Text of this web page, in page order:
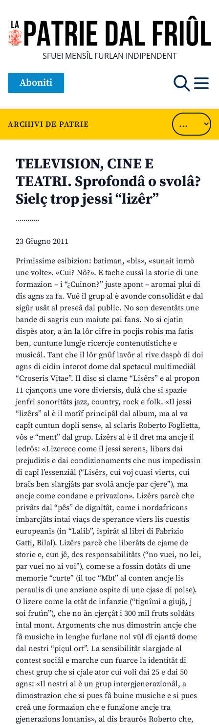
SFUEI MENSÎL FURLAN INDIPENDENT
Aboniti
ARCHIVI DE PATRIE
TELEVISION, CINE E
TEATRI. Sprofondâ o svolâ?
Sielç trop jessi “lizêr”
............
23 Giugno 2011
Primissime esibizion: batiman, «bis», «sunait inmò
une volte». «Cui? Nô?». E tache cussì la storie di une
formazion – i “¿Cuinon?” juste apont – aromai plui di
dîs agns za fa. Vuê il grup al è avonde consolidât e dal
sigûr usât al preseâ dal public. No son deventâts une
bande di sagris cun maiute pai fans. No si cjatin
dispès ator, a àn la lôr cifre in pocjis robis ma fatis
ben, cuntune lungje ricercje contenutistiche e
musicâl. Tant che il lôr gnûf lavôr al rive daspò di doi
agns di cidin interot dome dal spetacul multimediâl
“Croseris Vitae”. Il disc si clame “Lisêrs” e al propon
11 cjançons une vore diviersis, dulà che si spazie
jenfri sonoritâts jazz, country, rock e folk. «Il jessi
“lizêrs” al è il motîf principâl dal album, ma al va
capît cuntun dopli sens», al sclarìs Roberto Foglietta,
vôs e “ment” dal grup. Lizêrs al è il dret ma ancje il
ledrôs: «Lizerece come il jessi serens, libars dai
prejudizis e dai condizionaments che nus impedissin
di capî l’essenziâl (“Lisêrs, cui voj cuasi vierts, cui
bračs ben slargjâts par svolâ ancje par cjere”), ma
ancje come condane e privazion». Lizêrs parcè che
privâts dal “pês” de dignitât, come i nordafricans
imbarcjâts intai viaçs de sperance viers lis cuestis
europeanis (in “Lalib”, ispirât al libri di Fabrizio
Gatti, Bilal). Lizêrs parcè che liberâts de cjame de
storie e, cun jê, des responsabilitâts (“no vuei, no lei,
par vuei no ai voi”), come se a fossin dotâts di une
memorie “curte” (il toc “Mbt” al conten ancje lis
peraulis di une anziane ospite di une cjase di polse).
O lizere come la etât de infanzie (“tignîmi a giujâ, j
soi frutìn”), che no àn cjerçât i 300 mil fruts soldâts
intal mont. Argoments che nus dimostrin ancje che
fâ musiche in lenghe furlane nol vûl dî cjantâ dome
dal nestri “piçul ort”. La sensibilitât slargjade al
contest sociâl e marche cun fuarce la identitât di
chest grup che si cjale ator cui voli dai 25 e dai 50
agns: «Il nestri al è un grup intergjenerazionâl, a
dimostrazion che si pues fâ buine musiche e si pues
creâ une formazion che e funzione ancje tra
gjenerazions lontanis», al dîs braurôs Roberto che,